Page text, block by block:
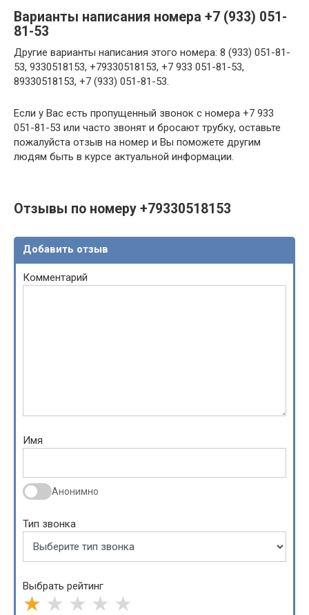
Варианты написания номера +7 (933) 051-
81-53
Другие варианты написания этого номера: 8 (933) 051-81-
53, 9330518153, +79330518153, +7 933 051-81-53,
89330518153, +7 (933) 051-81-53.
Если у Вас есть пропущенный звонок с номера +7 933
051-81-53 или часто звонят и бросают трубку, оставьте
пожалуйста отзыв на номер и Вы поможете другим
людям быть в курсе актуальной информации.
Отзывы по номеру +79330518153
Добавить отзыв
Комментарий
Имя
Анонимно
Тип звонка
Выбрать рейтинг
★ ★ ★ ★ ★